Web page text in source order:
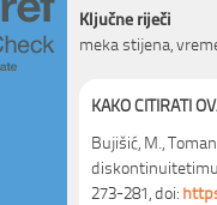
Ključne riječi
meka stijena,
KAKO CITIRATI
Bujišić, M.,
273-281, doi: